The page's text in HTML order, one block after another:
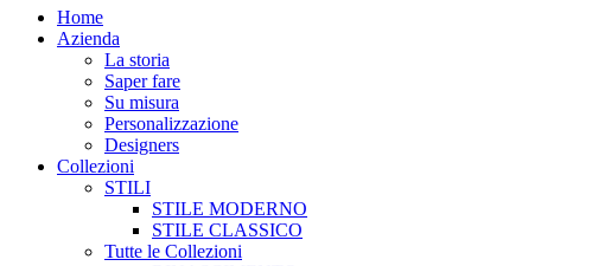
Home
Azienda
La storia
Saper fare
Su misura
Personalizzazione
Designers
Collezioni
STILI
STILE MODERNO
STILE CLASSICO
Tutte le Collezioni